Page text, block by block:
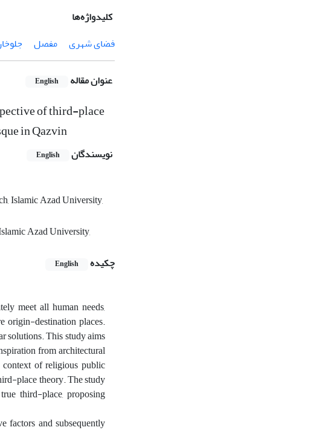
کلیدواژه‌ها
فضای شهری
مفصل
عنوان مقاله English
of third-place
in Qazvin
نویسندگان English
Islamic Azad University,
Azad University,
چکیده
English
meet all human needs,
origin-destination places.
solutions. This study aims
from architectural
of religious public
place theory. The study
third-place, proposing
factors and subsequently